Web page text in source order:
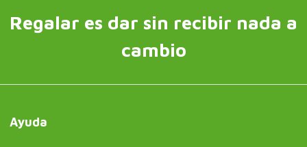
Regalar es dar sin recibir nada a
cambio
Ayuda